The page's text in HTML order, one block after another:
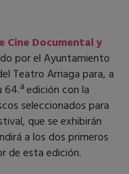
Cine Documental y
por el Ayuntamiento
Teatro Arriaga para, a
64.ª edición con la
seleccionados para
que se exhibirán
a los dos primeros
de esta edición.